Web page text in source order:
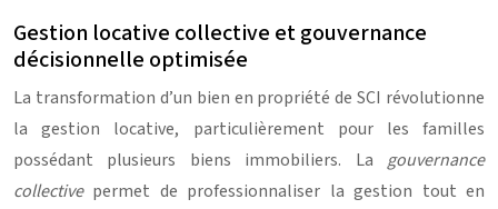
Gestion locative collective et gouvernance
décisionnelle optimisée
La transformation d’un bien en propriété de SCI révolutionne
la gestion locative, particulièrement pour les familles
possédant plusieurs biens immobiliers. La gouvernance
collective permet de professionnaliser la gestion tout en